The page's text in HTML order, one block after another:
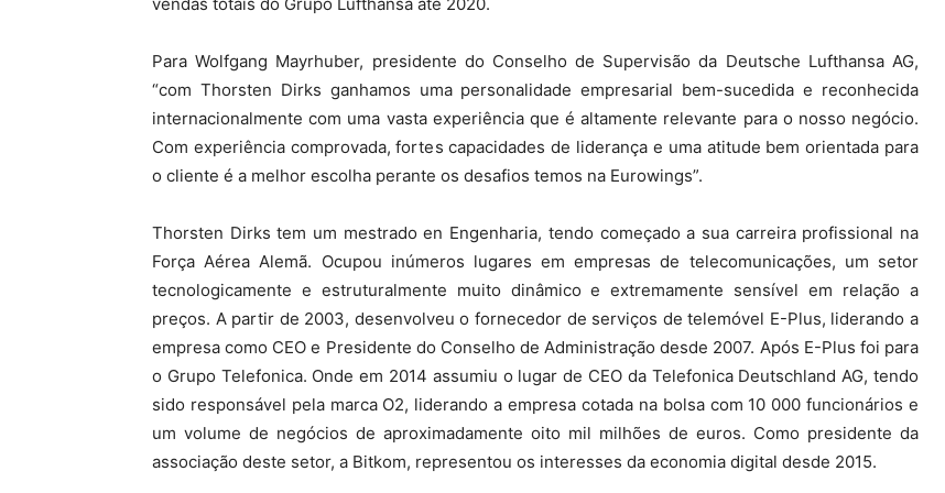
Para Wolfgang Mayrhuber, presidente do Conselho de Supervisão da Deutsche Lufthansa AG,
“com Thorsten Dirks ganhamos uma personalidade empresarial bem-sucedida e reconhecida
internacionalmente com uma vasta experiência que é altamente relevante para o nosso negócio.
Com experiência comprovada, fortes capacidades de liderança e uma atitude bem orientada para
o cliente é a melhor escolha perante os desafios temos na Eurowings”.
Thorsten Dirks tem um mestrado en Engenharia, tendo começado a sua carreira profissional na
Força Aérea Alemã. Ocupou inúmeros lugares em empresas de telecomunicações, um setor
tecnologicamente e estruturalmente muito dinâmico e extremamente sensível em relação a
preços. A partir de 2003, desenvolveu o fornecedor de serviços de telemóvel E-Plus, liderando a
empresa como CEO e Presidente do Conselho de Administração desde 2007. Após E-Plus foi para
o Grupo Telefonica. Onde em 2014 assumiu o lugar de CEO da Telefonica Deutschland AG, tendo
sido responsável pela marca O2, liderando a empresa cotada na bolsa com 10 000 funcionários e
um volume de negócios de aproximadamente oito mil milhões de euros. Como presidente da
associação deste setor, a Bitkom, representou os interesses da economia digital desde 2015.